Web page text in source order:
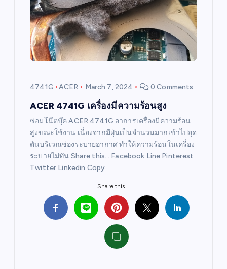
4741G ACER March 7, 2024 0 Comments
ACER 4741G เครื่องมีความร้อนสูง
ซ่อมโน๊ตบุ๊ค ACER 4741G อาการเครื่องมีความร้อน
สูงขณะใช้งาน เนื่องจากมีฝุ่นเป็นจำนวนมากเข้าไปอุด
ตันบริเวณช่องระบายอากาศ ทำให้ความร้อนในเครื่อง
ระบายไม่ทัน Share this… Facebook Line Pinterest
Twitter Linkedin Copy
Share this...